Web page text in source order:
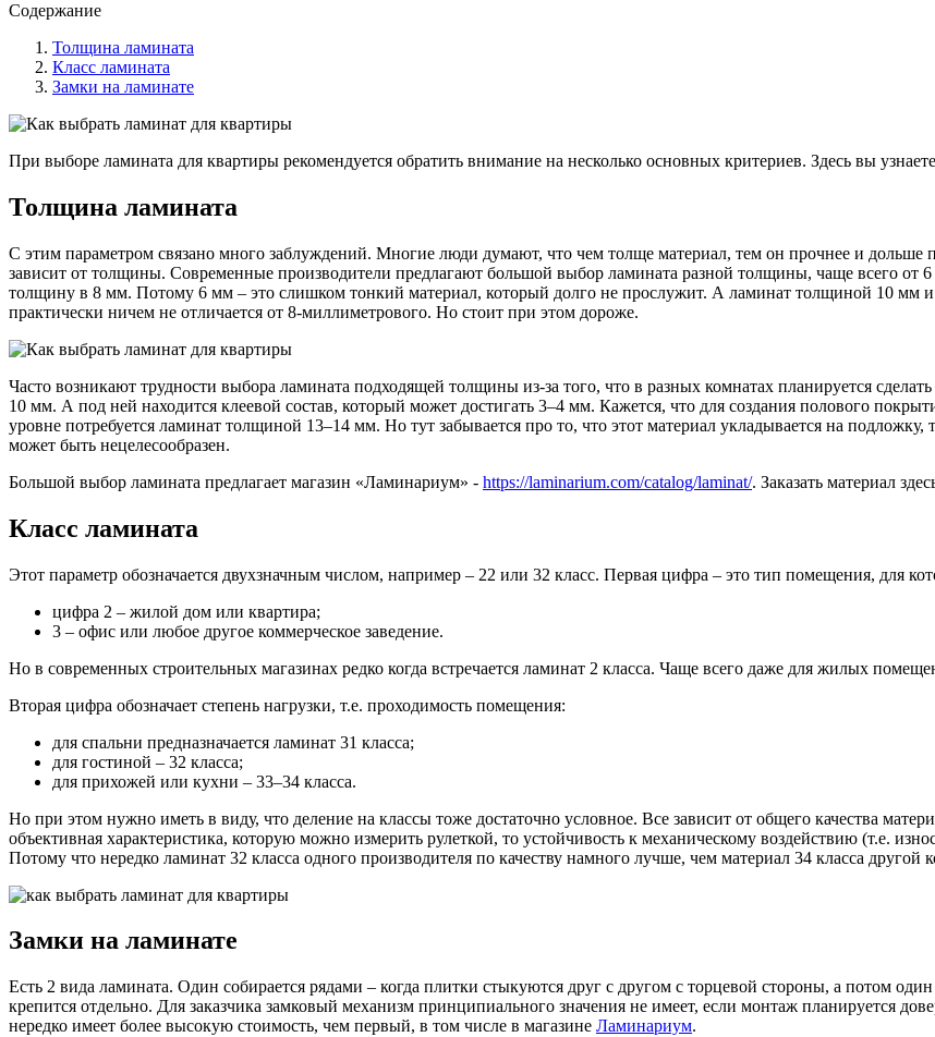
Содержание
Толщина ламината
Класс ламината
Замки на ламинате
При выборе ламината для квартиры рекомендуется обратить внимание на несколько основных критериев. Здесь вы
Толщина ламината
С этим параметром связано много заблуждений. Многие люди думают, что чем толще материал, тем он прочнее и дольше
зависит от толщины. Современные производители предлагают большой выбор ламината разной толщины, чаще всего от
толщину в 8 мм. Потому 6 мм – это слишком тонкий материал, который долго не прослужит. А ламинат толщиной 10 мм
практически ничем не отличается от 8-миллиметрового. Но стоит при этом дороже.
Часто возникают трудности выбора ламината подходящей толщины из-за того, что в разных комнатах планируется
10 мм. А под ней находится клеевой состав, который может достигать 3–4 мм. Кажется, что для создания полового
уровне потребуется ламинат толщиной 13–14 мм. Но тут забывается про то, что этот материал укладывается на
может быть нецелесообразен.
Большой выбор ламината предлагает магазин «Ламинариум» - https://laminarium.com/catalog/laminat/. Заказать материал
Класс ламината
Этот параметр обозначается двухзначным числом, например – 22 или 32 класс. Первая цифра – это тип помещения, для
цифра 2 – жилой дом или квартира;
3 – офис или любое другое коммерческое заведение.
Но в современных строительных магазинах редко когда встречается ламинат 2 класса. Чаще всего даже для жилых
Вторая цифра обозначает степень нагрузки, т.е. проходимость помещения:
для спальни предназначается ламинат 31 класса;
для гостиной – 32 класса;
для прихожей или кухни – 33–34 класса.
Но при этом нужно иметь в виду, что деление на классы тоже достаточно условное. Все зависит от общего качества
объективная характеристика, которую можно измерить рулеткой, то устойчивость к механическому воздействию (т.е.
Потому что нередко ламинат 32 класса одного производителя по качеству намного лучше, чем материал 34 класса другой
Замки на ламинате
Есть 2 вида ламината. Один собирается рядами – когда плитки стыкуются друг с другом с торцевой стороны, а потом
крепится отдельно. Для заказчика замковый механизм принципиального значения не имеет, если монтаж планируется
нередко имеет более высокую стоимость, чем первый, в том числе в магазине Ламинариум.